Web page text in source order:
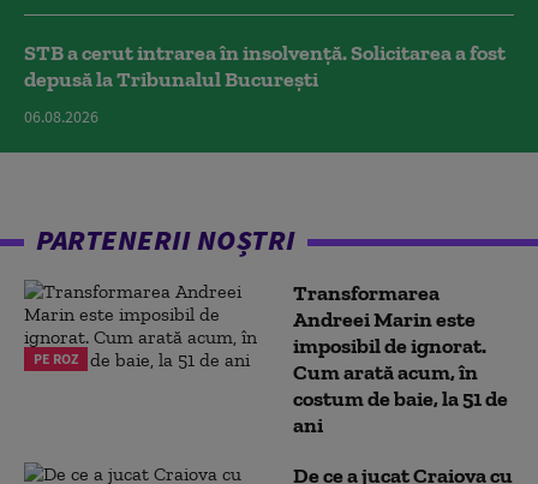
STB a cerut intrarea în insolvență. Solicitarea a fost
depusă la Tribunalul București
06.08.2026
PARTENERII NOȘTRI
PE ROZ
Transformarea
Andreei Marin este
imposibil de ignorat.
Cum arată acum, în
costum de baie, la 51 de
ani
De ce a jucat Craiova cu